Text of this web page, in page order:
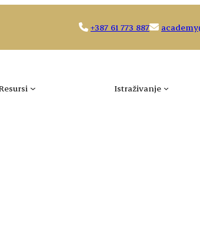
+387 61 773 887
Istraživanje